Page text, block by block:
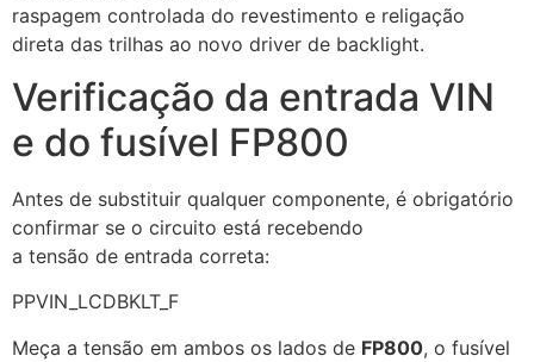
raspagem controlada do revestimento e religação
direta das trilhas ao novo driver de backlight.
Verificação da entrada VIN
e do fusível FP800
Antes de substituir qualquer componente, é obrigatório
confirmar se o circuito está recebendo
a tensão de entrada correta:
PPVIN_LCDBKLT_F
Meça a tensão em ambos os lados de FP800, o fusível